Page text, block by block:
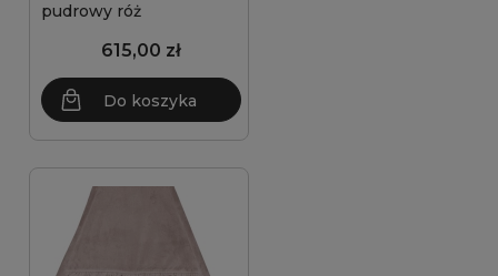
pudrowy róż
615,00 zł
Do koszyka